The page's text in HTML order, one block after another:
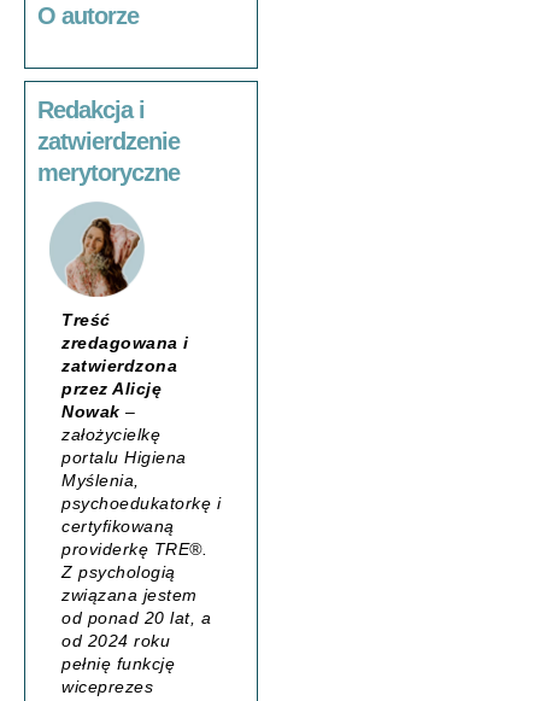
O autorze
Redakcja i
zatwierdzenie
merytoryczne
Treść
zredagowana i
zatwierdzona
przez Alicję
Nowak –
założycielkę
portalu Higiena
Myślenia
psychoedukatorkę i
certyfikowaną
providerkę TRE®.
Z psychologią
związana jestem
od ponad 20 lat, a
od 2024 roku
pełnię funkcję
wiceprezes